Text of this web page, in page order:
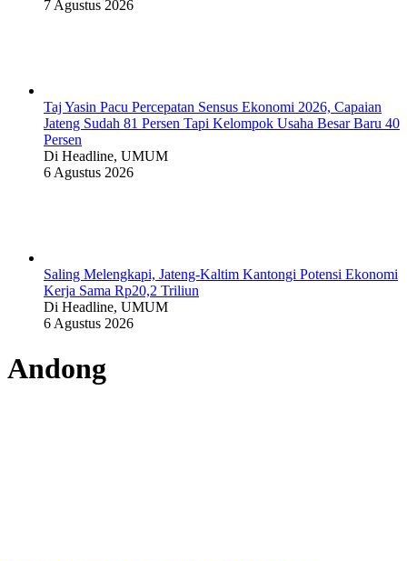
7 Agustus 2026
Taj Yasin Pacu Percepatan Sensus Ekonomi 2026, Capaian
Jateng Sudah 81 Persen Tapi Kelompok Usaha Besar Baru 40
Persen
Di Headline, UMUM
6 Agustus 2026
Saling Melengkapi, Jateng-Kaltim Kantongi Potensi Ekonomi
Kerja Sama Rp20,2 Triliun
Di Headline, UMUM
6 Agustus 2026
Andong